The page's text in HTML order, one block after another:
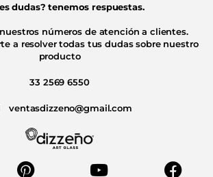
dudas? tenemos respuestas.
números de atención a clientes.
a resolver todas tus dudas sobre nuestro
producto
33 2569 6550
ventasdizzeno@gmail.com